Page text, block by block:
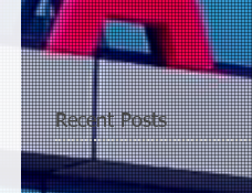
Recent Posts